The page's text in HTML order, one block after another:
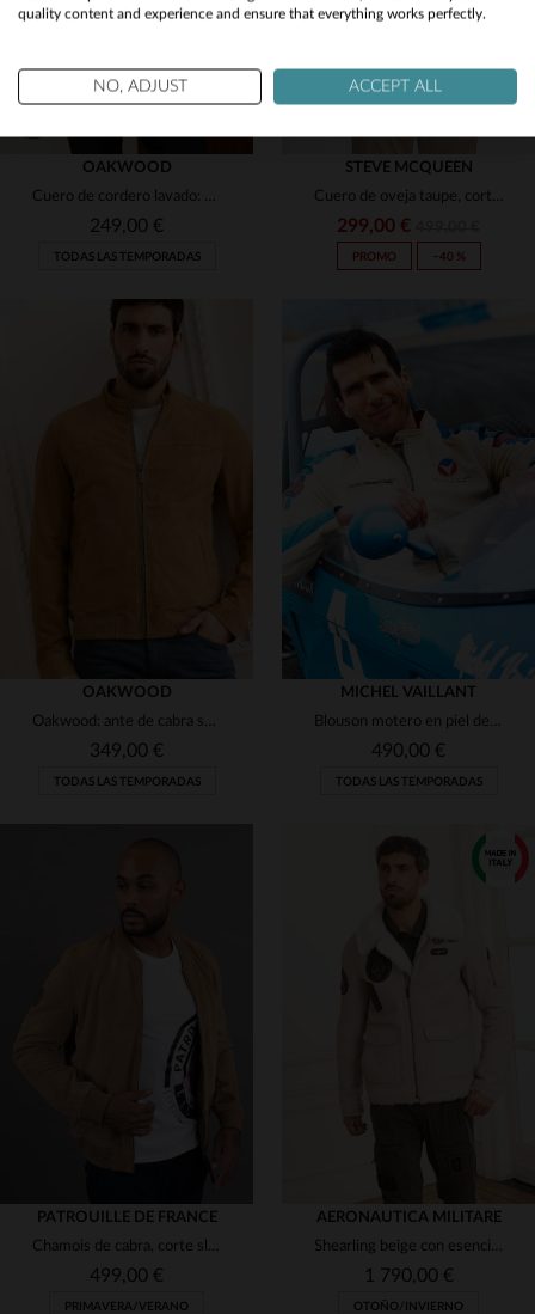
OAKWOOD
Cuero de cordero lavado: el blouson Colt Tan 515 de Oakwood.
249,00 €
TODAS LAS TEMPORADAS
TALLAS DISPONIBLES
STEVE MCQUEEN
Cuero de oveja taupe, corte slim. Inspiración Steve McQueen.
299,00 €
PROMO −40 %
OAKWOOD
Oakwood: ante de cabra suave y corte regular en un blouson versátil.
349,00 €
TODAS LAS TEMPORADAS
MICHEL VAILLANT
Blouson motero en piel de cordero ecru, homenaje a Michel Vaillant.
490,00 €
TODAS LAS TEMPORADAS
PATROUILLE DE FRANCE
Chamois de cabra, corte slim y parche de aviación. Para primavera.
499,00 €
PRIMAVERA/VERANO
AERONAUTICA MILITARE
Shearling beige con esencia militar, ideal para el frío invierno.
1 790,00 €
OTOÑO/INVIERNO
No
Yes
quality content and experience and ensure that everything works perfectly.
NO, ADJUST ACCEPT ALL